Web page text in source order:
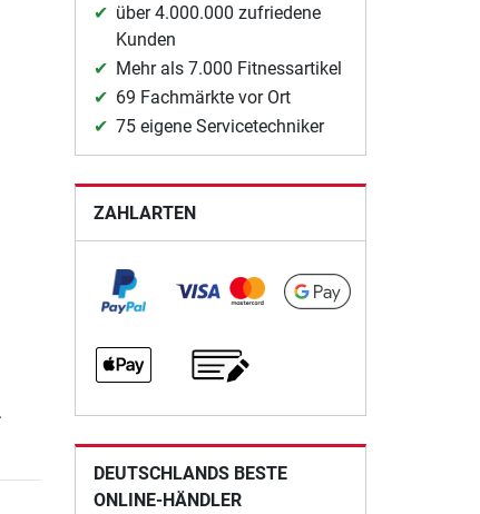
.
über 4.000.000 zufriedene
Kunden
Mehr als 7.000 Fitnessartikel
69 Fachmärkte vor Ort
75 eigene Servicetechniker
ZAHLARTEN
DEUTSCHLANDS BESTE
ONLINE-HÄNDLER